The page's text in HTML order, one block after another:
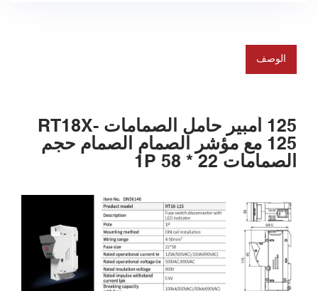
الوصف
125 أمبير حامل الصمامات RT18X-
125 مع مؤشر الصمام الصمام حجم
الصمامات 22 * 58 1P